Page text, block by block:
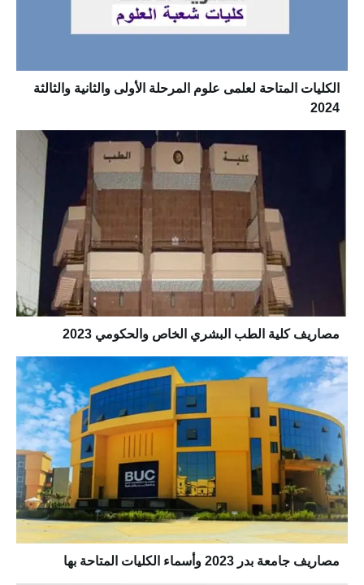
الكليات المتاحة لعلمى علوم المرحلة الأولى والثانية والثالثة
2024
مصاريف كلية الطب البشري الخاص والحكومي 2023
مصاريف جامعة بدر 2023 وأسماء الكليات المتاحة بها